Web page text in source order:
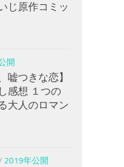
じ原作コミッ
開
嘘つきな恋】
感想 １つの
大人のロマン
2019年公開